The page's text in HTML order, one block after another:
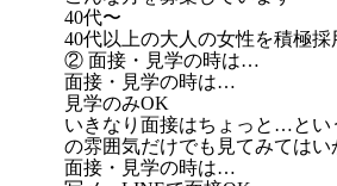
40代〜
40代以上の大人の女性を積極採
② 面接・見学の時は…
面接・見学の時は…
見学のみOK
いきなり面接はちょっと…とい
の雰囲気だけでも見てみてはい
面接・見学の時は…